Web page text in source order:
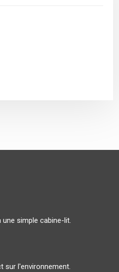
simple cabine-lit.
sur l'environnement.